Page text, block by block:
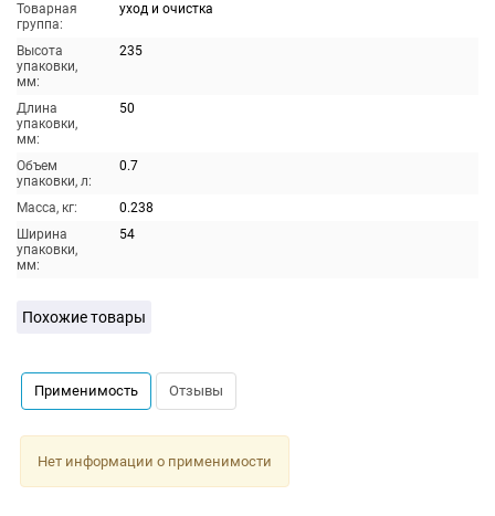
Товарная
группа:
уход и очистка
Высота
упаковки,
мм:
235
Длина
упаковки,
мм:
50
Объем
упаковки, л:
0.7
Масса, кг:
0.238
Ширина
упаковки,
мм:
54
Похожие товары
Применимость Отзывы
Нет информации о применимости